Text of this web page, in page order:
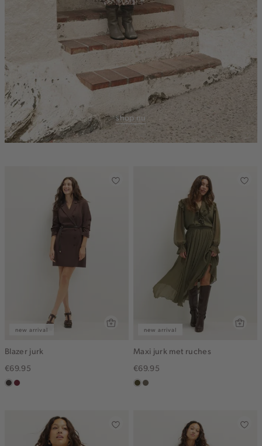
shop nu
new arrival
Blazer jurk
€69.95
chocobordeaux
new arrival
Maxi jurk met ruches
€69.95
groen,
middenbruin